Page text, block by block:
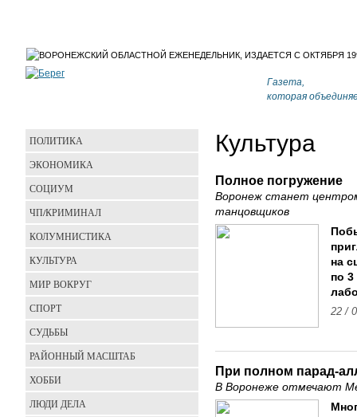
Газета,
которая
Культура
Полное погружение
Воронеж станет
танцовщиков
на
по
22 /
При полном парад-
В Воронеже отмечают
ПОЛИТИКА
ЭКОНОМИКА
СОЦИУМ
ЧП/КРИМИНАЛ
КОЛУМНИСТИКА
КУЛЬТУРА
МИР ВОКРУГ
СПОРТ
СУДЬБЫ
РАЙОННЫЙ МАСШТАБ
ХОББИ
ЛЮДИ ДЕЛА